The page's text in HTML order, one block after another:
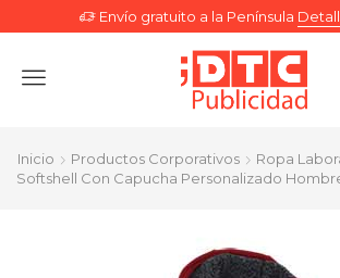
Envío gratuito a la Península
Menu
Inicio Productos Corporativos
Ropa
Softshell Con Capucha Personalizado